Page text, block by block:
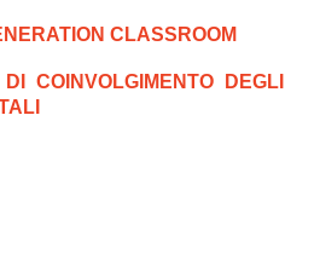
CLASSROOM
COINVOLGIMENTO DEGLI